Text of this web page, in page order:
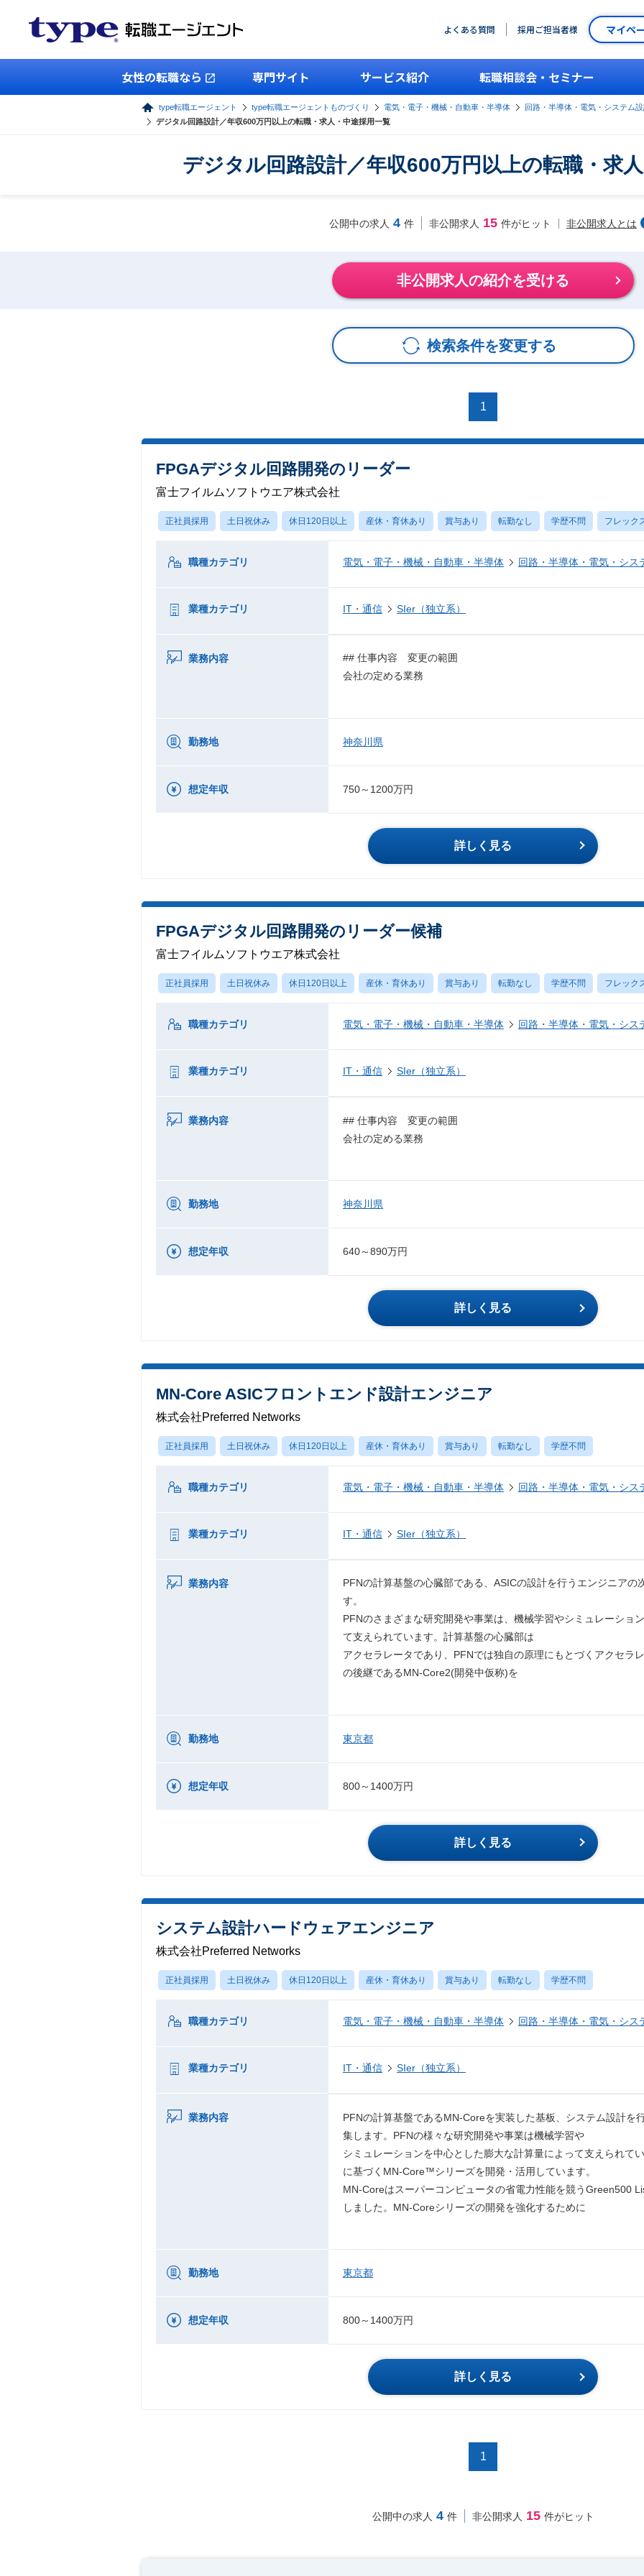
よくある質問 採用ご担当者様 マイペ
女性の転職なら 専門サイト サービス紹介 転職相談会・セミナー
type転職エージェント type転職エージェントものづくり 電気・電子・機械・自動車・半導体 回路・半導体・電気・システム
デジタル回路設計／年収600万円以上の転職・求人・中途採用一覧
デジタル回路設計／年収600万円以上の転職・求
公開中の求人 4 件 非公開求人 15 件がヒット 非公開求人とは
非公開求人の紹介を受ける
検索条件を変更する
1
FPGAデジタル回路開発のリーダー
富士フイルムソフトウエア株式会社
正社員採用 土日祝休み 休日120日以上 産休・育休あり 賞与あり 転勤なし 学歴不問 フレック
職種カテゴリ 電気・電子・機械・自動車・半導体 回路・半導体・電気・シス
業種カテゴリ IT・通信 SIer（独立系）
業務内容
## 仕事内容 変更の範囲
会社の定める業務
勤務地 神奈川県
想定年収 750～1200万円
詳しく見る
FPGAデジタル回路開発のリーダー候補
富士フイルムソフトウエア株式会社
正社員採用 土日祝休み 休日120日以上 産休・育休あり 賞与あり 転勤なし 学歴不問 フレック
職種カテゴリ 電気・電子・機械・自動車・半導体 回路・半導体・電気・シス
業種カテゴリ IT・通信 SIer（独立系）
業務内容
## 仕事内容 変更の範囲
会社の定める業務
勤務地 神奈川県
想定年収 640～890万円
詳しく見る
MN-Core ASICフロントエンド設計エンジニア
株式会社Preferred Networks
正社員採用 土日祝休み 休日120日以上 産休・育休あり 賞与あり 転勤なし 学歴不問
職種カテゴリ 電気・電子・機械・自動車・半導体 回路・半導体・電気・シス
業種カテゴリ IT・通信 SIer（独立系）
業務内容
PFNの計算基盤の心臓部である、ASICの設計を行うエンジニアの
す。
PFNのさまざまな研究開発や事業は、機械学習やシミュレーショ
て支えられています。計算基盤の心臓部は
アクセラレータであり、PFNでは独自の原理にもとづくアクセラ
の後継であるMN-Core2(開発中仮称)を
勤務地 東京都
想定年収 800～1400万円
詳しく見る
システム設計ハードウェアエンジニア
株式会社Preferred Networks
正社員採用 土日祝休み 休日120日以上 産休・育休あり 賞与あり 転勤なし 学歴不問
職種カテゴリ 電気・電子・機械・自動車・半導体 回路・半導体・電気・シス
業種カテゴリ IT・通信 SIer（独立系）
業務内容
PFNの計算基盤であるMN-Coreを実装した基板、システム設計を
集します。PFNの様々な研究開発や事業は機械学習や
シミュレーションを中心とした膨大な計算量によって支えられて
に基づくMN-Core™シリーズを開発・活用しています。
MN-Coreはスーパーコンピュータの省電力性能を競うGreen500
しました。MN-Coreシリーズの開発を強化するために
勤務地 東京都
想定年収 800～1400万円
詳しく見る
1
公開中の求人 4 件 非公開求人 15 件がヒット